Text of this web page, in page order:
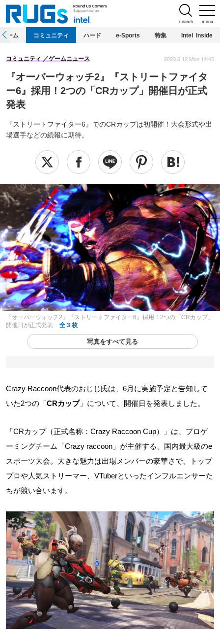
menu
search
ホーム コミュニティ ハード e-Sports 特集 Intel Inside
『オーバーウォッチ2』『ストリートファイタ
ー6』採用！2つの「CRカップ」開催日が正式
発表
『ストリートファイター6』でのCRカップは初開催！大会形式や出
場選手などの続報に期待。
コミュニティ ゲームニュース 2023.6.12 Mon 14:45
『オーバーウォッチ2』『ストリートファイター6』採用！2つの「CRカップ」
開催日が正式発表
全 3 枚
写真をすべて見る
Crazy Raccoon代表のおじじ氏は、6月に実施予定と告知して
いた2つの「CRカップ」について、開催日を発表しました。
「CRカップ（正式名称：Crazy Raccoon Cup）」は、プロゲ
ーミングチーム「Crazy raccoon」が主催する、国内最大級のe
スポーツ大会。大きな魅力は出場メンバーの豪華さで、トップ
プロや人気ストリーマー、VTuberといったインフルエンサーた
ちが競い合います。